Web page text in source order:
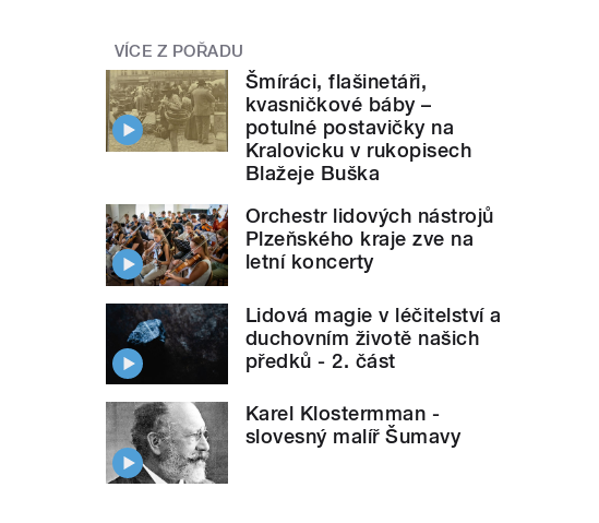
VÍCE Z POŘADU
Šmíráci, flašinetáři,
kvasničkové báby –
potulné postavičky na
Kralovicku v rukopisech
Blažeje Buška
Orchestr lidových nástrojů
Plzeňského kraje zve na
letní koncerty
Lidová magie v léčitelství a
duchovním životě našich
předků - 2. část
Karel Klostermman -
slovesný malíř Šumavy